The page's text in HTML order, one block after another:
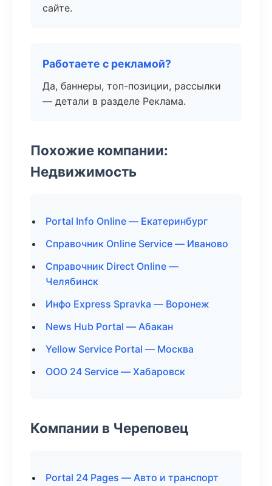
сайте.
Работаете с рекламой?
Да, баннеры, топ-позиции, рассылки
— детали в разделе Реклама.
Похожие компании:
Недвижимость
Portal Info Online — Екатеринбург
Справочник Online Service — Иваново
Справочник Direct Online —
Челябинск
Инфо Express Spravka — Воронеж
News Hub Portal — Абакан
Yellow Service Portal — Москва
ООО 24 Service — Хабаровск
Компании в Череповец
Portal 24 Pages — Авто и транспорт